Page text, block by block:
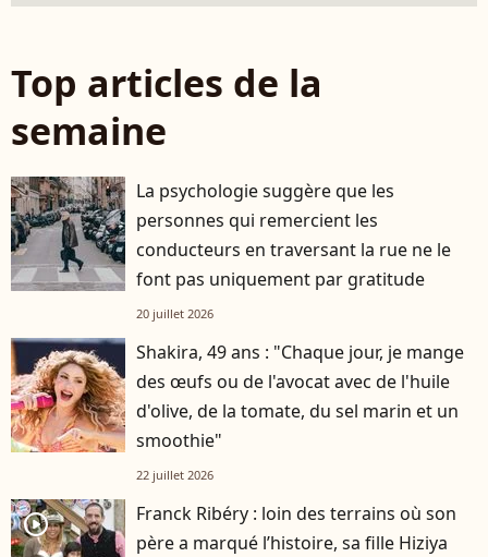
Top articles de la
semaine
La psychologie suggère que les
personnes qui remercient les
conducteurs en traversant la rue ne le
font pas uniquement par gratitude
20 juillet 2026
Shakira, 49 ans : "Chaque jour, je mange
des œufs ou de l'avocat avec de l'huile
d'olive, de la tomate, du sel marin et un
smoothie"
22 juillet 2026
player2
Franck Ribéry : loin des terrains où son
père a marqué l’histoire, sa fille Hiziya